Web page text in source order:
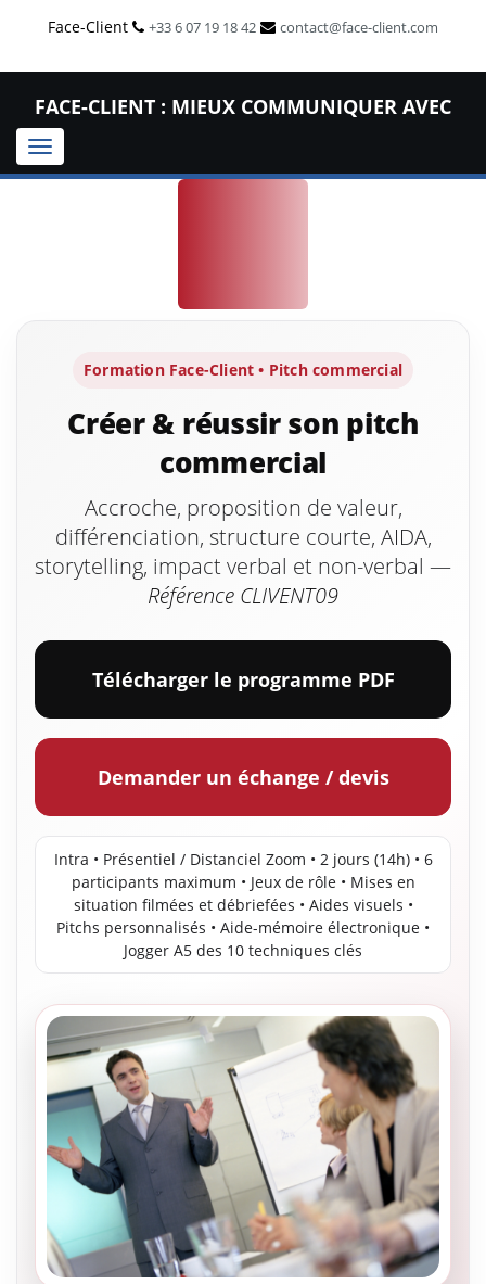
Face-Client +33 6 07 19 18 42 contact@face-client.com
FACE-CLIENT : MIEUX COMMUNIQUER AVEC
Toggle
navigation
Formation Face-Client • Pitch commercial
Créer & réussir son pitch
commercial
Accroche, proposition de valeur,
différenciation, structure courte, AIDA,
storytelling, impact verbal et non-verbal —
Référence CLIVENT09
Télécharger le programme PDF
Demander un échange / devis
Intra • Présentiel / Distanciel Zoom • 2 jours (14h) • 6
participants maximum • Jeux de rôle • Mises en
situation filmées et débriefées • Aides visuels •
Pitchs personnalisés • Aide-mémoire électronique •
Jogger A5 des 10 techniques clés